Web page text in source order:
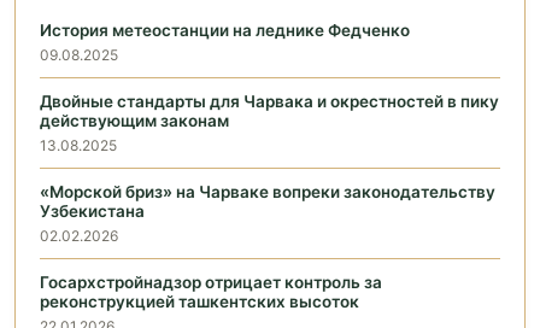
История метеостанции на леднике Федченко
09.08.2025
Двойные стандарты для Чарвака и окрестностей в пику
действующим законам
13.08.2025
«Морской бриз» на Чарваке вопреки законодательству
Узбекистана
02.02.2026
Госархстройнадзор отрицает контроль за
реконструкцией ташкентских высоток